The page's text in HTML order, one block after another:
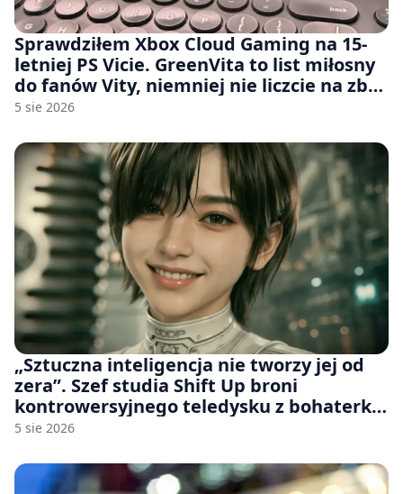
Sprawdziłem Xbox Cloud Gaming na 15-
letniej PS Vicie. GreenVita to list miłosny
do fanów Vity, niemniej nie liczcie na zbyt
wiele [FELIETON]
5 sie 2026
„Sztuczna inteligencja nie tworzy jej od
zera”. Szef studia Shift Up broni
kontrowersyjnego teledysku z bohaterką
Stellar Blade: Blood Rain
5 sie 2026